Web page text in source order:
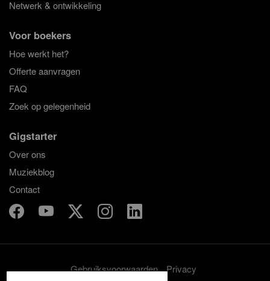
Netwerk & ontwikkeling
Voor boekers
Hoe werkt het?
Offerte aanvragen
FAQ
Zoek op gelegenheid
Gigstarter
Over ons
Muziekblog
Contact
Gebruiksvoorwaarden
Privacy